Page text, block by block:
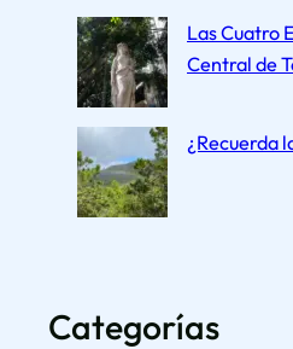
Las Cuatro
Central de
¿Recuerda
Categorías